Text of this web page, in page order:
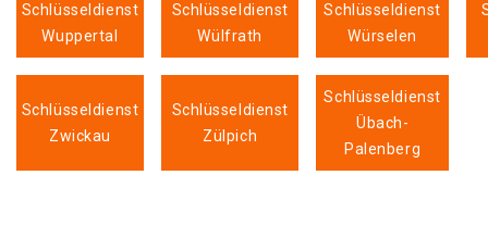
Schlüsseldienst
Wuppertal
Schlüsseldienst
Wülfrath
Schlüsseldienst
Würselen
Schlüsseldienst
Zwickau
Schlüsseldienst
Zülpich
Schlüsseldienst
Übach-
Palenberg